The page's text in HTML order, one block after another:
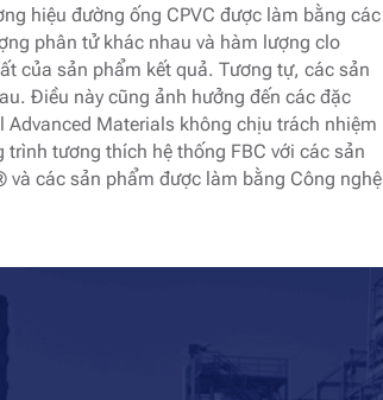
hiệu đường ống CPVC được làm bằng các
phân tử khác nhau và hàm lượng clo
của sản phẩm kết quả. Tương tự, các sản
Điều này cũng ảnh hưởng đến các đặc
Materials không chịu trách nhiệm
tương thích hệ thống FBC với các sản
các sản phẩm được làm bằng Công nghệ